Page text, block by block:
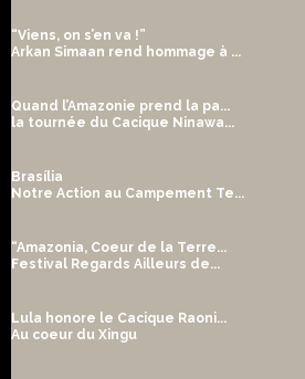
“Viens, on s’en va !”
Arkan Simaan rend hommage à ...
Quand l’Amazonie prend la pa...
la tournée du Cacique Ninawa...
Brasília
Notre Action au Campement Te...
“Amazonia, Coeur de la Terre...
Festival Regards Ailleurs de...
Lula honore le Cacique Raoni...
Au coeur du Xingu